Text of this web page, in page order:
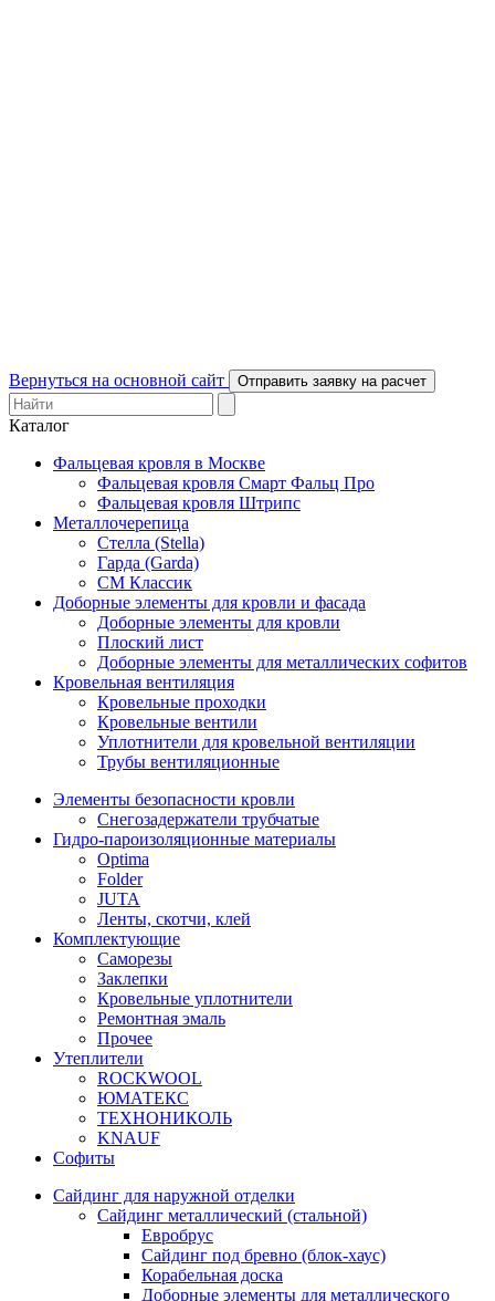
Вернуться на основной сайт Отправить заявку на расчет
Каталог
Фальцевая кровля в Москве
Фальцевая кровля Смарт Фальц Про
Фальцевая кровля Штрипс
Металлочерепица
Стелла (Stella)
Гарда (Garda)
СМ Классик
Доборные элементы для кровли и фасада
Доборные элементы для кровли
Плоский лист
Доборные элементы для металлических софитов
Кровельная вентиляция
Кровельные проходки
Кровельные вентили
Уплотнители для кровельной вентиляции
Трубы вентиляционные
Элементы безопасности кровли
Снегозадержатели трубчатые
Гидро-пароизоляционные материалы
Optima
Folder
JUTA
Ленты, скотчи, клей
Комплектующие
Саморезы
Заклепки
Кровельные уплотнители
Ремонтная эмаль
Прочее
Утеплители
ROCKWOOL
ЮМАТЕКС
ТЕХНОНИКОЛЬ
KNAUF
Софиты
Сайдинг для наружной отделки
Сайдинг металлический (стальной)
Евробрус
Сайдинг под бревно (блок-хаус)
Корабельная доска
Доборные элементы для металлического